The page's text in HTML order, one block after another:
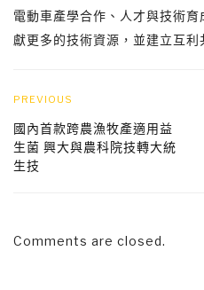
電動車產學合作、人才與技術
獻更多的技術資源，並建立互利
PREVIOUS
國內首款跨農漁牧產適用益
生菌 興大與農科院技轉大統
生技
Comments are closed.